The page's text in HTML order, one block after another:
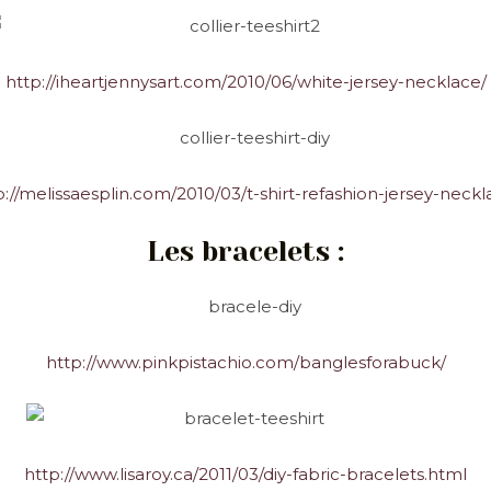
http://iheartjennysart.com/2010/06/white-jersey-necklace/
melissaesplin.com/2010/03/t-shirt-refashion-jersey-
Les bracelets :
http://www.pinkpistachio.com/banglesforabuck/
http://www.lisaroy.ca/2011/03/diy-fabric-bracelets.html